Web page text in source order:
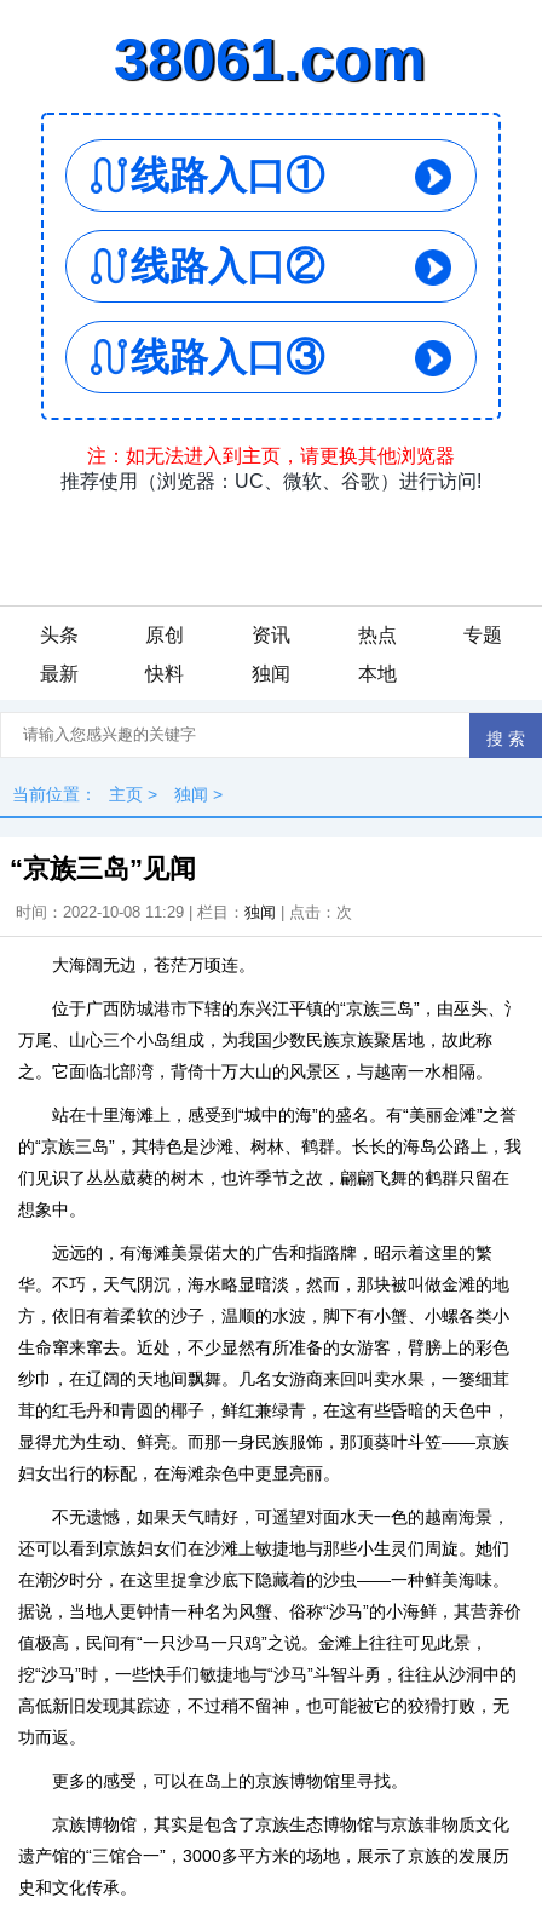
头条 原创 资讯 热点
专题
最新
快料 独闻 本地
当前位置： 主页 > 独闻 >
“京族三岛”见闻
时间：2022-10-08 11:29 | 栏目： 独闻 | 点击： 次
大海阔无边，苍茫万顷连。
位于广西防城港市下辖的东兴江平镇的“京族三岛”，由巫头、氵
万尾、山心三个小岛组成，为我国少数民族京族聚居地，故此称
之。它面临北部湾，背倚十万大山的风景区，与越南一水相隔。
站在十里海滩上，感受到“城中的海”的盛名。有“美丽金滩”之誉
的“京族三岛”，其特色是沙滩、树林、鹤群。长长的海岛公路上，我
们见识了丛丛葳蕤的树木，也许季节之故，翩翩飞舞的鹤群只留在
想象中。
远远的，有海滩美景偌大的广告和指路牌，昭示着这里的繁
华。不巧，天气阴沉，海水略显暗淡，然而，那块被叫做金滩的地
方，依旧有着柔软的沙子，温顺的水波，脚下有小蟹、小螺各类小
生命窜来窜去。近处，不少显然有所准备的女游客，臂膀上的彩色
纱巾，在辽阔的天地间飘舞。几名女游商来回叫卖水果，一篓细茸
茸的红毛丹和青圆的椰子，鲜红兼绿青，在这有些昏暗的天色中，
显得尤为生动、鲜亮。而那一身民族服饰，那顶葵叶斗笠——京族
妇女出行的标配，在海滩杂色中更显亮丽。
不无遗憾，如果天气晴好，可遥望对面水天一色的越南海景，
还可以看到京族妇女们在沙滩上敏捷地与那些小生灵们周旋。她们
在潮汐时分，在这里捉拿沙底下隐藏着的沙虫——一种鲜美海味。
据说，当地人更钟情一种名为风蟹、俗称“沙马”的小海鲜，其营养价
值极高，民间有“一只沙马一只鸡”之说。金滩上往往可见此景，
挖“沙马”时，一些快手们敏捷地与“沙马”斗智斗勇，往往从沙洞中的
高低新旧发现其踪迹，不过稍不留神，也可能被它的狡猾打败，无
功而返。
更多的感受，可以在岛上的京族博物馆里寻找。
京族博物馆，其实是包含了京族生态博物馆与京族非物质文化
遗产馆的“三馆合一”，3000多平方米的场地，展示了京族的发展历
史和文化传承。